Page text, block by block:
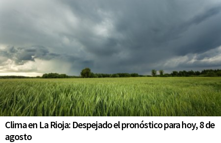
Clima en La Rioja: Despejado el pronóstico para hoy, 8 de
agosto